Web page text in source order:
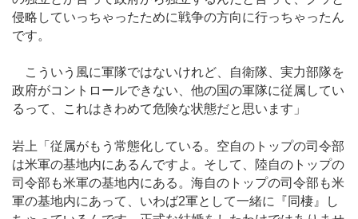
侵略していっちゃったために戦争の方向に行っちゃったん
です。
こういう風に軍隊ではないけれど、自衛隊、実力部隊を
政府がコントロールできない、他の国の軍隊に従属してい
るって、これはきわめて危険な状態だと思います」
岩上「従属がもう常態化している。空自のトップの司令部
は米軍の基地内にあるんですよ。そして、陸自のトップの
司令部も米軍の基地内にある。海自のトップの司令部も米
軍の基地内にあって、いわば2軍として一緒に『同棲』し